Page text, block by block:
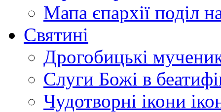
Мапа єпархії поділ
Святині
Дрогобицькі
Слуги Божі в
Чудотворні ікони